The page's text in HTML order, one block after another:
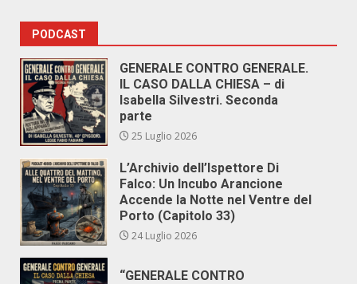
PODCAST
GENERALE CONTRO GENERALE.
IL CASO DALLA CHIESA – di
Isabella Silvestri. Seconda
parte
25 Luglio 2026
L’Archivio dell’Ispettore Di
Falco: Un Incubo Arancione
Accende la Notte nel Ventre del
Porto (Capitolo 33)
24 Luglio 2026
“GENERALE CONTRO